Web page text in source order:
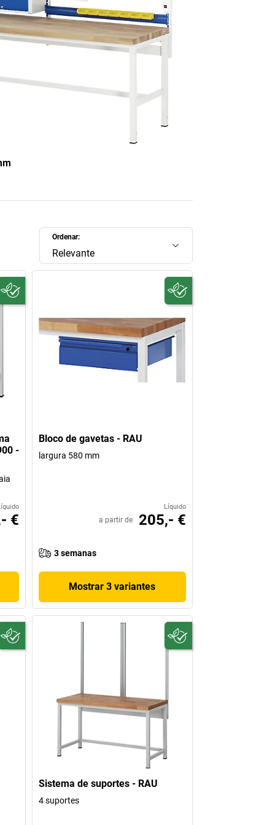
Ordenar:
Relevante
-
€
Bloco de gavetas - RAU
largura 580 mm
Líquido
a partir de 205,- €
3 semanas
Mostrar 3 variantes
Sistema de suportes - RAU
4 suportes